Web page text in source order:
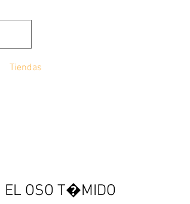
Tiendas
EL OSO T�MIDO